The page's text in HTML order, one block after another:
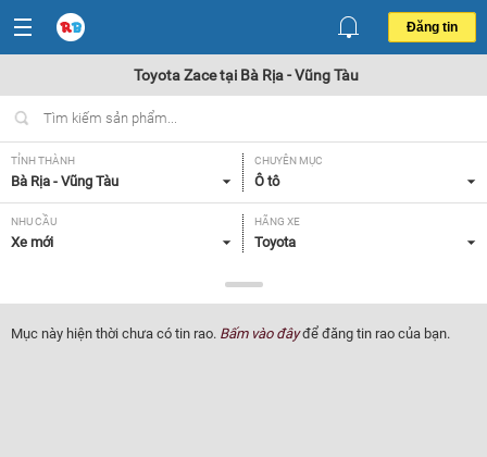
Đăng tin
Toyota Zace tại Bà Rịa - Vũng Tàu
TỈNH THÀNH
Bà Rịa - Vũng Tàu
CHUYÊN MỤC
Ô tô
NHU CẦU
Xe mới
HÃNG XE
Toyota
Zace
NĂM SẢN XUẤT
Tất cả
GIÁ XE XUẤT XỨ
Mục này hiện thời chưa có tin rao. Bấm vào đâyđể đăng tin rao của bạn.